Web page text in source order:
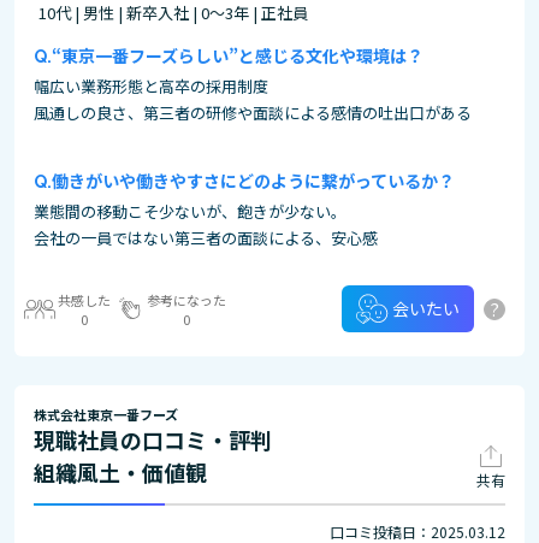
10代 | 男性 | 新卒入社 | 0～3年 | 正社員
“東京一番フーズらしい”と感じる文化や環境は？
幅広い業務形態と高卒の採用制度
風通しの良さ、第三者の研修や面談による感情の吐出口がある
働きがいや働きやすさにどのように繋がっているか？
業態間の移動こそ少ないが、飽きが少ない。
会社の一員ではない第三者の面談による、安心感
共感した
0
参考になった
0
会いたい ?
株式会社東京一番フーズ
現職社員の口コミ・評判
組織風土・価値観
共有
口コミ投稿日：2025.03.12